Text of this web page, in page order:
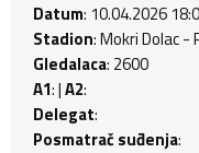
Datum: 10.04.2026
Stadion: Mokri Dolac -
Gledalaca: 2600
A1: |A2:
Delegat:
Posmatrač suđenja: